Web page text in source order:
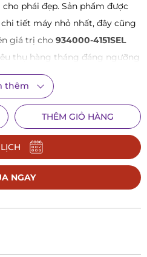
phái đẹp. Sản phẩm được
tiết máy nhỏ nhất, đây cũng
giá trị cho 934000-4151SEL
thụ hàng tháng đáng ngưỡng
4151SELlà bộ máy Ronda 762
cùng tuổi thọ pin lên tới 10
934000-4151SELgây ấn tượng
đại, thanh lịch và không kém
với đường kính 28mm phù hợp
vỏ sử dụng chất liệu thép
phản quang, chống trầy
thêm
THÊM GIỎ HÀNG
NGAY